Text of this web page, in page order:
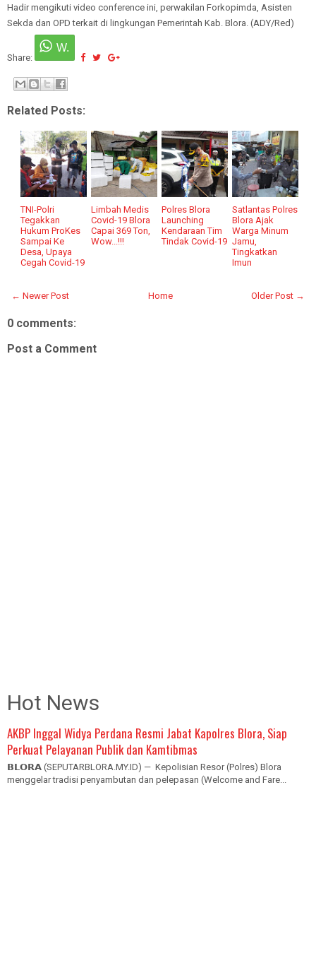
Hadir mengikuti video conference ini, perwakilan Forkopimda, Asisten
Sekda dan OPD terkait di lingkungan Pemerintah Kab. Blora. (ADY/Red)
Share:
Related Posts:
TNI-Polri
Tegakkan
Hukum ProKes
Sampai Ke
Desa, Upaya
Cegah Covid-19
Limbah Medis
Covid-19 Blora
Capai 369 Ton,
Wow...!!!
Polres Blora
Launching
Kendaraan Tim
Tindak Covid-19
Satlantas Polres
Blora Ajak
Warga Minum
Jamu,
Tingkatkan
Imun
← Newer Post Older Post →
Home
0 comments:
Post a Comment
Hot News
AKBP Inggal Widya Perdana Resmi Jabat Kapolres Blora, Siap
Perkuat Pelayanan Publik dan Kamtibmas
𝗕𝗟𝗢𝗥𝗔 (SEPUTARBLORA.MY.ID) — Kepolisian Resor (Polres) Blora
menggelar tradisi penyambutan dan pelepasan (Welcome and Fare...